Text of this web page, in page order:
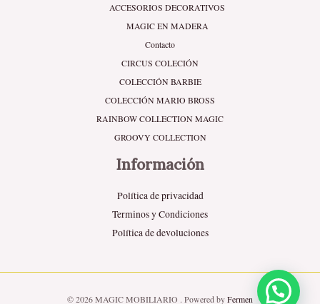
ACCESORIOS DECORATIVOS
MAGIC EN MADERA
Contacto
CIRCUS COLECIÓN
COLECCIÓN BARBIE
COLECCIÓN MARIO BROSS
RAINBOW COLLECTION MAGIC
GROOVY COLLECTION
Información
Política de privacidad
Terminos y Condiciones
Política de devoluciones
© 2026 MAGIC MOBILIARIO . Powered byFermen